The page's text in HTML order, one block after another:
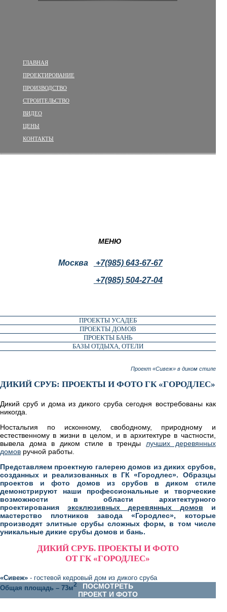
ГЛАВНАЯ
ПРОЕКТИРОВАНИЕ
ПРОИЗВОДСТВО
СТРОИТЕЛЬСТВО
ВИДЕО
ЦЕНЫ
КОНТАКТЫ
МЕНЮ
Москва
+7(985) 643-67-67
+7(985) 504-27-04
ПРОЕКТЫ УСАДЕБ
ПРОЕКТЫ ДОМОВ
ПРОЕКТЫ БАНЬ
БАЗЫ ОТДЫХА, ОТЕЛИ
Проект «Сивеж» в диком стиле
ДИКИЙ СРУБ: ПРОЕКТЫ И ФОТО ГК «ГОРОДЛЕС»
Дикий сруб и дома из дикого сруба сегодня востребованы как
никогда.
Ностальгия по исконному, свободному, природному и
естественному в жизни в целом, и в архитектуре в частности,
вывела дома в диком стиле в тренды лучших деревянных
домов ручной работы.
Представляем проектную галерею домов из диких срубов,
созданных и реализованных в ГК «Городлес». Образцы
проектов и фото домов из срубов в диком стиле
демонстрируют наши профессиональные и творческие
возможности в области архитектурного
проектирования эксклюзивных деревянных домов и
мастерство плотников завода «Городлес», которые
производят элитные срубы сложных форм, в том числе
уникальные дикие срубы домов и бань.
ДИКИЙ СРУБ. ПРОЕКТЫ И ФОТО
ОТ ГК «ГОРОДЛЕС»
«Сивеж» - гостевой кедровый дом из дикого сруба
Общая площадь – 73м2
ПОСМОТРЕТЬ
ПРОЕКТ И ФОТО